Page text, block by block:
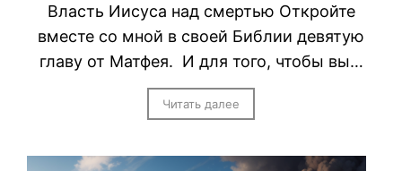
Власть Иисуса над смертью Откройте
вместе со мной в своей Библии девятую
главу от Матфея. И для того, чтобы вы…
Читать далее